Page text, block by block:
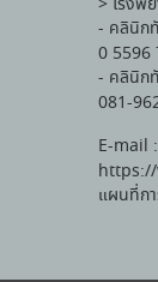
> โรงพ
- คลินิกทั
0 5596
- คลินิก
081-
E-mail
แผนที่ก